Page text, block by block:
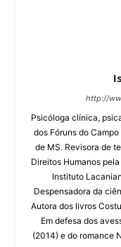
http://
Psicóloga clínica,
dos Fóruns do
de MS. Revisora de
Direitos Humanos
Instituto
Despensadora da
Autora dos livros
Em defesa dos
(2014) e do romance